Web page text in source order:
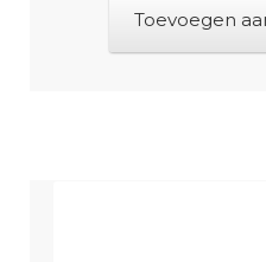
Toevoegen